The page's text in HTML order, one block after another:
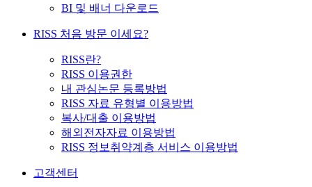
BI 및 배너 다운로드
RISS 처음 방문 이세요?
RISS란?
RISS 이용권한
내 관심논문 등록방법
RISS 자료 유형별 이용방법
복사/대출 이용방법
해외전자자료 이용방법
RISS 정보취약계층 서비스 이용방법
고객센터